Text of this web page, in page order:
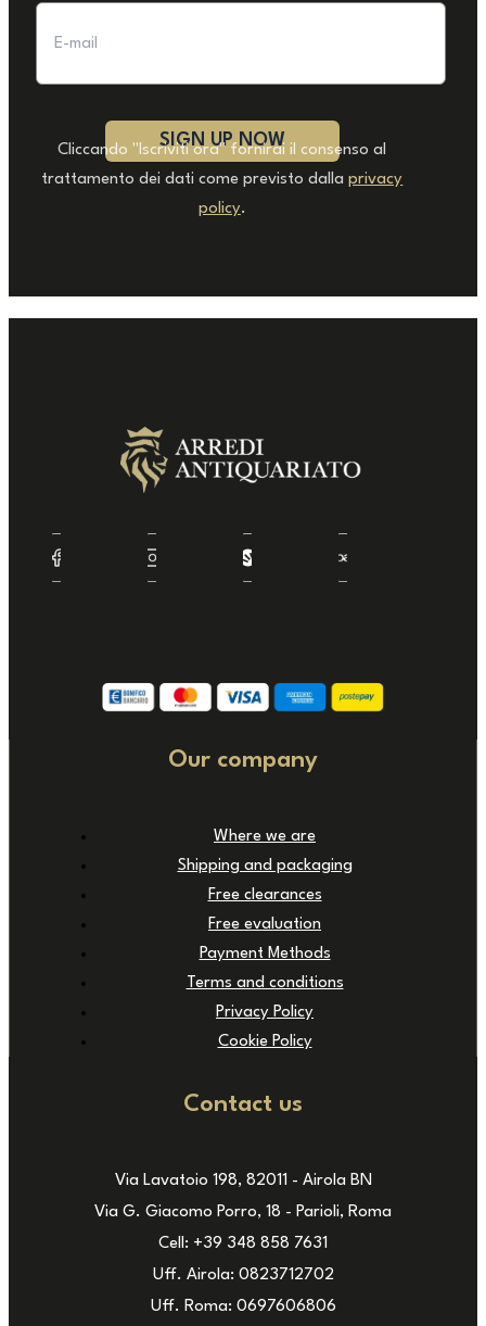
Cliccando "Iscriviti ora" fornirai il consenso al
trattamento dei dati come previsto dallaprivacy
policy.
Our company
Where we are
Shipping and packaging
Free clearances
Free evaluation
Payment Methods
Terms and conditions
Privacy Policy
Cookie Policy
Contact us
Via Lavatoio 198, 82011 - Airola BN
Via G. Giacomo Porro, 18 - Parioli, Roma
Cell: +39 348 858 7631
Uff. Airola: 0823712702
Uff. Roma: 0697606806